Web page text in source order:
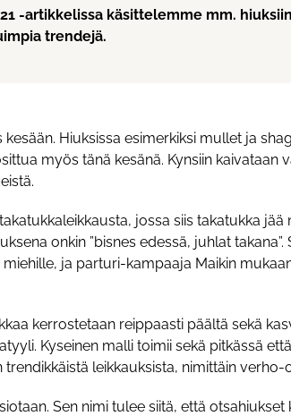
-artikkelissa käsittelemme mm.
trendejä.
Hiuksissa esimerkiksi mullet ja
myös tänä kesänä. Kynsiin
jossa siis takatukka
onkin ”bisnes edessä, juhlat
ja parturi-kampaaja Maikin
kerrostetaan reippaasti päältä sekä
Kyseinen malli toimii sekä pitkässä
leikkauksista, nimittäin verho-
Sen nimi tulee siitä, että